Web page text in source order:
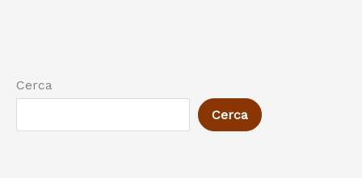
Cerca
Cerca